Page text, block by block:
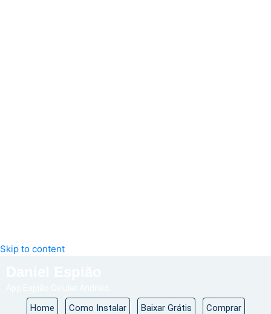
Skip to content
Home Como Instalar Baixar Grátis Comprar